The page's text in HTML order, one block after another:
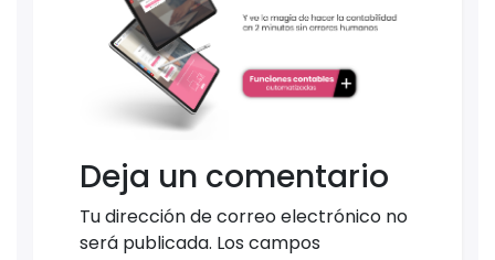
Deja un comentario
Tu dirección de correo electrónico no
será publicada. Los campos